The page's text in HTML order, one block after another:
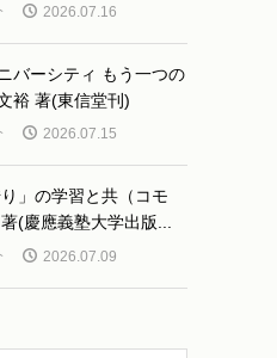
2026.07.16
バーシティ もう一つの
裕 著(東信堂刊)
2026.07.15
」の学習と共（コモ
(慶應義塾大学出版...
2026.07.09